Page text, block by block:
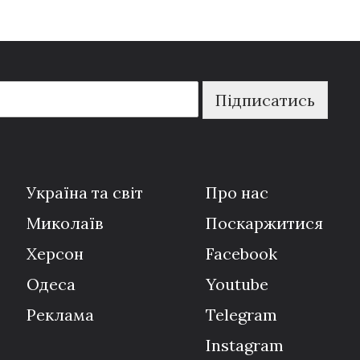
Підписатись
Україна та світ
Миколаїв
Херсон
Одеса
Реклама
Про нас
Поскаржитися
Facebook
Youtube
Telegram
Instagram